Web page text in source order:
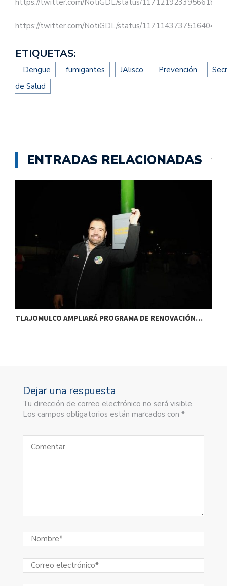
https://twitter.com/NotiGDL/status/
ETIQUETAS:
Dengue fumigantes JAlisco Prevención
de Salud
ENTRADAS RELACIONADAS
TLAJOMULCO AMPLIARÁ PROGRAMA DE RENOVACIÓN…
Dejar una respuesta
Tu dirección de correo electrónico no será visible.
Los campos obligatorios están marcados con *